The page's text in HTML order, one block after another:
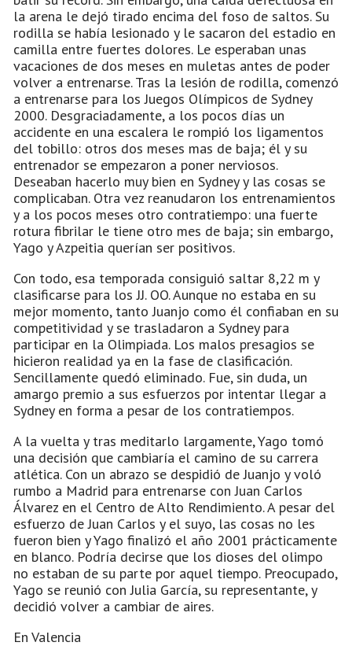
la arena le dejó tirado encima del foso de saltos. Su
rodilla se había lesionado y le sacaron del estadio en
camilla entre fuertes dolores. Le esperaban unas
vacaciones de dos meses en muletas antes de poder
volver a entrenarse. Tras la lesión de rodilla, comenzó
a entrenarse para los Juegos Olímpicos de Sydney
2000. Desgraciadamente, a los pocos días un
accidente en una escalera le rompió los ligamentos
del tobillo: otros dos meses mas de baja; él y su
entrenador se empezaron a poner nerviosos.
Deseaban hacerlo muy bien en Sydney y las cosas se
complicaban. Otra vez reanudaron los entrenamientos
y a los pocos meses otro contratiempo: una fuerte
rotura fibrilar le tiene otro mes de baja; sin embargo,
Yago y Azpeitia querían ser positivos.
Con todo, esa temporada consiguió saltar 8,22 m y
clasificarse para los JJ. OO. Aunque no estaba en su
mejor momento, tanto Juanjo como él confiaban en su
competitividad y se trasladaron a Sydney para
participar en la Olimpiada. Los malos presagios se
hicieron realidad ya en la fase de clasificación.
Sencillamente quedó eliminado. Fue, sin duda, un
amargo premio a sus esfuerzos por intentar llegar a
Sydney en forma a pesar de los contratiempos.
A la vuelta y tras meditarlo largamente, Yago tomó
una decisión que cambiaría el camino de su carrera
atlética. Con un abrazo se despidió de Juanjo y voló
rumbo a Madrid para entrenarse con Juan Carlos
Álvarez en el Centro de Alto Rendimiento. A pesar del
esfuerzo de Juan Carlos y el suyo, las cosas no les
fueron bien y Yago finalizó el año 2001 prácticamente
en blanco. Podría decirse que los dioses del olimpo
no estaban de su parte por aquel tiempo. Preocupado,
Yago se reunió con Julia García, su representante, y
decidió volver a cambiar de aires.
En Valencia